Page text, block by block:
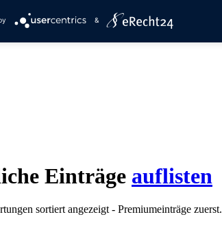
Einträge auflisten
sortiert angezeigt - Premiumeinträge zuerst.
&